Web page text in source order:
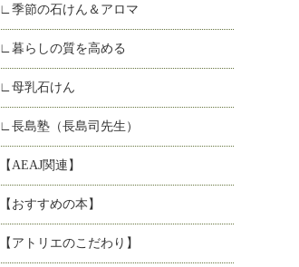
∟季節の石けん＆アロマ
∟暮らしの質を高める
∟母乳石けん
∟長島塾（長島司先生）
【AEAJ関連】
【おすすめの本】
【アトリエのこだわり】